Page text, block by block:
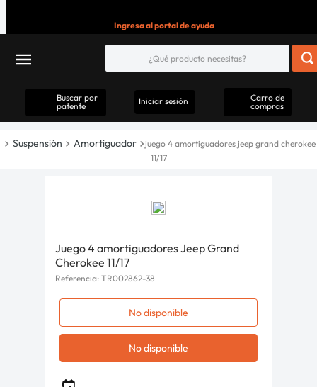
Ingresa al portal de ayuda
Buscar por
patente
Iniciar sesión
Carro de
compras
Suspensión Amortiguador
juego 4 amortiguadores jeep grand cherokee
11/17
Juego 4 amortiguadores Jeep Grand
Cherokee 11/17
Referencia: TR002862-38
No disponible
No disponible